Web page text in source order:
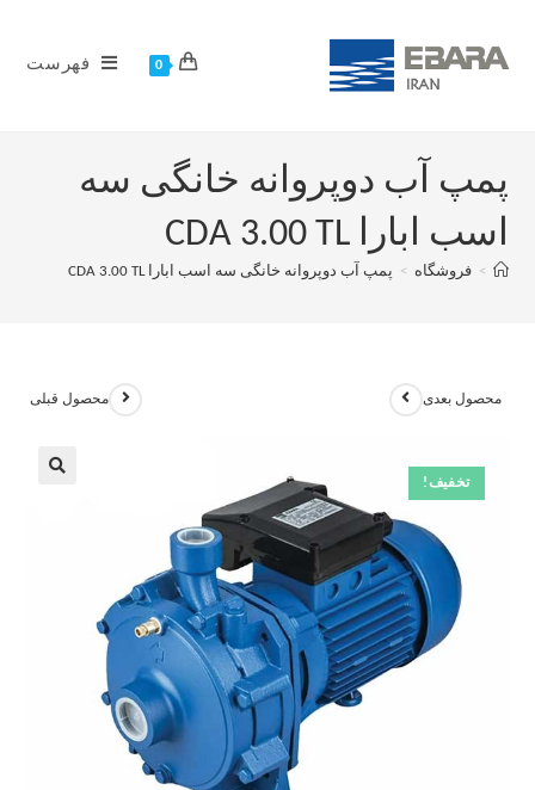
0 فهرست
پمپ آب دوپروانه خانگی سه
اسب ابارا CDA 3.00 TL
> فروشگاه > پمپ آب دوپروانه خانگی سه اسب ابارا CDA 3.00 TL
تخفیف!
محصول قبلی محصول بعدی